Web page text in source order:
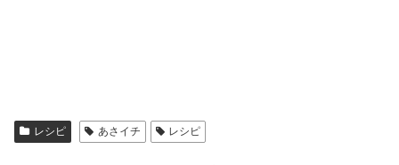
レシピ あさイチ レシピ